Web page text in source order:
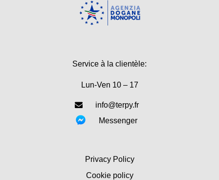
Service à la clientèle:
Lun-Ven 10 – 17
info@terpy.fr
Messenger
Privacy Policy
Cookie policy